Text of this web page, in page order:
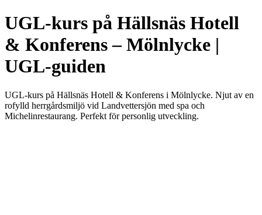
UGL-kurs på Hällsnäs Hotell
& Konferens – Mölnlycke |
UGL-guiden
UGL-kurs på Hällsnäs Hotell & Konferens i Mölnlycke. Njut av en
rofylld herrgårdsmiljö vid Landvettersjön med spa och
Michelinrestaurang. Perfekt för personlig utveckling.